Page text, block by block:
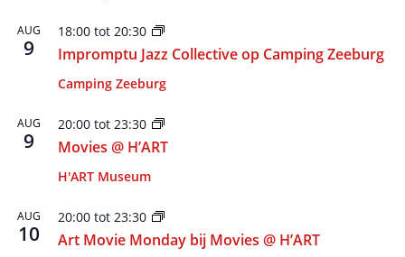
AUG
9
18:00 tot 20:30
Impromptu Jazz Collective op Camping Zeeburg
Camping Zeeburg
AUG
9
20:00 tot 23:30
Movies @ H’ART
H'ART Museum
AUG
10
20:00 tot 23:30
Art Movie Monday bij Movies @ H’ART